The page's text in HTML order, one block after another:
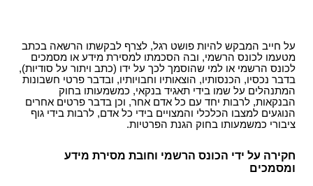
על חייב המבקש להיות פושט רגל, לצרף לבקשתו הרשאה בכתב
מטעמו לכונס הרשמי, ובה הסכמתו למסירת מידע או מסמכים
לכונס הרשמי או למי שהוסמך לכך על ידו (כתב ויתור על סודיות),
בדבר נכסיו, הכנסותיו, הוצאותיו וחבויותיו, ובדבר פרטי חשבונות
המתנהלים על שמו בידי תאגיד בנקאי, כמשמעותו בחוק
הבנקאות, לרבות יחד עם כל אדם אחר, וכן בדבר פרטים אחרים
הנוגעים למצבו הכלכלי והמצויים בידי כל אדם, לרבות בידי גוף
ציבורי כמשמעותו בחוק הגנת הפרטיות.
חקירה על ידי הכונס הרשמי וחובת מסירת מידע
ומסמכים